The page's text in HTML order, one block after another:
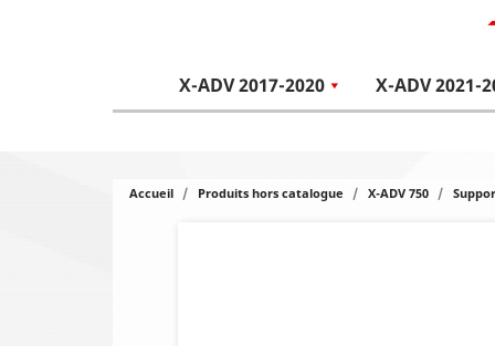
X-ADV 2017-2020 X-ADV 2021-
Accueil Produits hors catalogue X-ADV 750